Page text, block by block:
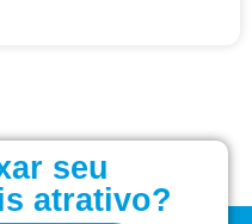
seu
atrativo?